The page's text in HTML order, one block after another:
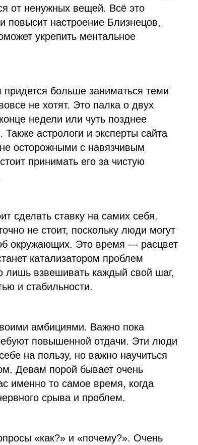
от ненужных вещей. Всё это
повысит настроение Близнецов,
укрепить ментальное
больше заниматься теми
не хотят. Это палка о двух
недели или чуть позднее
астрологи и эксперты сайта
осторожными с навязчивым
принимать его за чистую
сделать ставку на самих себя.
не стоит, поскольку люди могут
окружающих. Это время — расцвет
катализатором проблем
взвешивать каждый свой шаг,
и стабильности.
амбициями. Важно пока
повышенной отдачи. Эти люди
на пользу, но важно научиться
Девам порой бывает очень
именно то самое время, когда
срыва и проблем.
«как?» и «почему?». Очень